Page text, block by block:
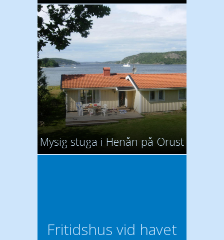
Mysig stuga i Henån på Orust
Fritidshus vid havet